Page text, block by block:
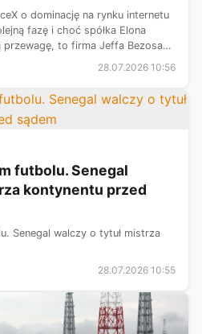
o dominację na rynku internetu
fazę i choć spółka Elona
przewagę, to firma Jeffa Bezosa
28.07.2026 10:56
futbolu. Senegal
kontynentu przed
Senegal walczy o tytuł mistrza
28.07.2026 10:55